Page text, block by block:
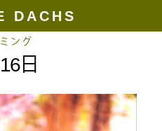
DACHS
ング
日